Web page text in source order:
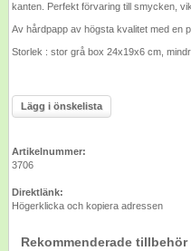
kanten. Perfekt förvaring till smycken,
Av hårdpapp av högsta kvalitet med en
Storlek : stor grå box 24x19x6 cm,
Lägg i önskelista
Artikelnummer:
3706
Direktlänk:
Högerklicka och kopiera adressen
Rekommenderade